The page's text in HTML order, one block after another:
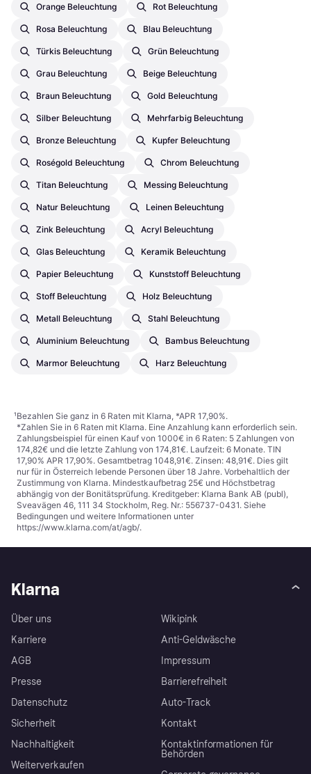
Orange Beleuchtung Rot Beleuchtung
Rosa Beleuchtung Blau Beleuchtung
Türkis Beleuchtung Grün Beleuchtung
Grau Beleuchtung Beige Beleuchtung
Braun Beleuchtung Gold Beleuchtung
Silber Beleuchtung Mehrfarbig Beleuchtung
Bronze Beleuchtung Kupfer Beleuchtung
Roségold Beleuchtung Chrom Beleuchtung
Titan Beleuchtung Messing Beleuchtung
Natur Beleuchtung Leinen Beleuchtung
Zink Beleuchtung Acryl Beleuchtung
Glas Beleuchtung Keramik Beleuchtung
Papier Beleuchtung Kunststoff Beleuchtung
Stoff Beleuchtung Holz Beleuchtung
Metall Beleuchtung Stahl Beleuchtung
Aluminium Beleuchtung Bambus Beleuchtung
Marmor Beleuchtung Harz Beleuchtung
¹Bezahlen Sie ganz in 6 Raten mit Klarna, *APR 17,90%.
*Zahlen Sie in 6 Raten mit Klarna. Eine Anzahlung kann erforderlich sein.
Zahlungsbeispiel für einen Kauf von 1000€ in 6 Raten: 5 Zahlungen von
174,82€ und die letzte Zahlung von 174,81€. Laufzeit: 6 Monate. TIN
17,90% APR 17,90%. Gesamtbetrag 1048,91€. Zinsen: 48,91€. Dies gilt
nur für in Österreich lebende Personen über 18 Jahre. Vorbehaltlich der
Zustimmung von Klarna. Mindestkaufbetrag 25€ und Höchstbetrag
abhängig von der Bonitätsprüfung. Kreditgeber: Klarna Bank AB (publ),
Sveavägen 46, 111 34 Stockholm, Reg. Nr.: 556737-0431. Siehe
Bedingungen und weitere Informationen unter
https://www.klarna.com/at/agb/.
Klarna
Über uns
Karriere
AGB
Presse
Datenschutz
Sicherheit
Nachhaltigkeit
Weiterverkaufen
Wikipink
Anti-Geldwäsche
Impressum
Barrierefreiheit
Auto-Track
Kontakt
Kontaktinformationen für
Behörden